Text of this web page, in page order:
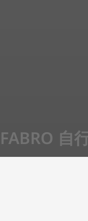
FABRO 自